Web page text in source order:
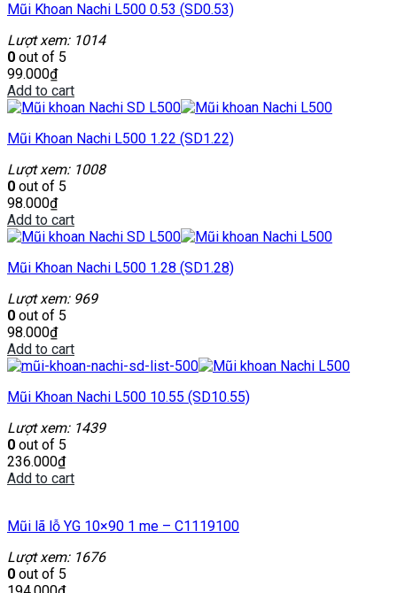
Mũi Khoan Nachi L500 0.53 (SD0.53)
Lượt xem: 1014
0 out of 5
99.000₫
Add to cart
Mũi Khoan Nachi L500 1.22 (SD1.22)
Lượt xem: 1008
0 out of 5
98.000₫
Add to cart
Mũi Khoan Nachi L500 1.28 (SD1.28)
Lượt xem: 969
0 out of 5
98.000₫
Add to cart
Mũi Khoan Nachi L500 10.55 (SD10.55)
Lượt xem: 1439
0 out of 5
236.000₫
Add to cart
Mũi lã lỗ YG 10×90 1 me – C1119100
Lượt xem: 1676
0 out of 5